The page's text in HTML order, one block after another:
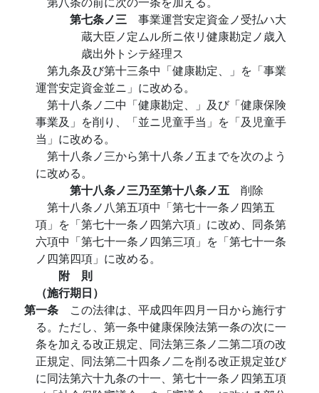
第七条ノ三 事業運営安定資金ノ受払ハ大
蔵大臣ノ定ムル所ニ依リ健康勘定ノ歳入
歳出外トシテ経理ス
第九条及び第十三条中「健康勘定、」を「事業
運営安定資金並ニ」に改める。
第十八条ノ二中「健康勘定、」及び「健康保険
事業及」を削り、「並ニ児童手当」を「及児童手
当」に改める。
第十八条ノ三から第十八条ノ五までを次のよう
に改める。
第十八条ノ三乃至第十八条ノ五 削除
第十八条ノ八第五項中「第七十一条ノ四第五
項」を「第七十一条ノ四第六項」に改め、同条第
六項中「第七十一条ノ四第三項」を「第七十一条
ノ四第四項」に改める。
附 則
（施行期日）
第一条 この法律は、平成四年四月一日から施行す
る。ただし、第一条中健康保険法第一条の次に一
条を加える改正規定、同法第三条ノ二第二項の改
正規定、同法第二十四条ノ二を削る改正規定並び
に同法第六十九条の十一、第七十一条ノ四第五項